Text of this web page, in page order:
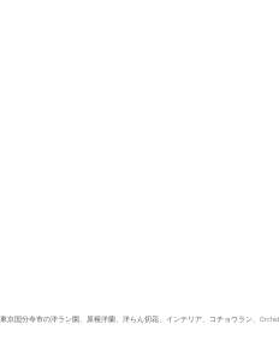
東京国分寺市の洋ラン園、原種洋蘭、洋らん切花、インテリア、コチョウラン、Orchid